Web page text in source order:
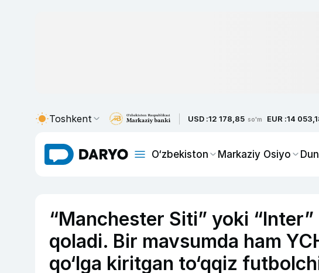
Toshkent USD :12 178,85 so'm EUR :14
O‘zbekiston Markaziy Osiyo
“Manchester Siti” yoki
qoladi. Bir mavsumda ham
qo‘lga kiritgan to‘qqiz